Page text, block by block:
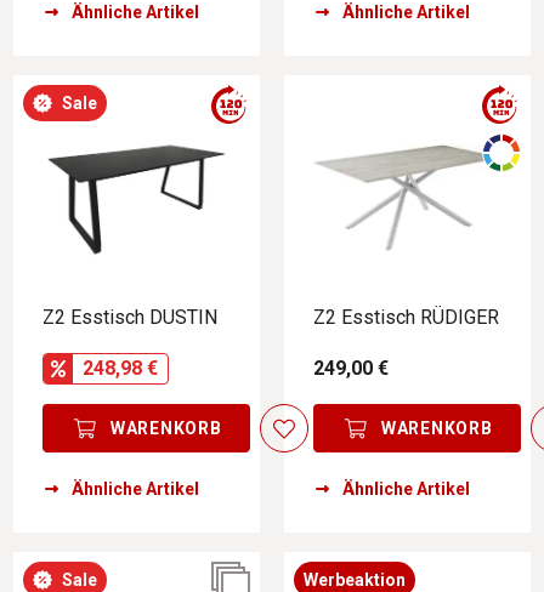
Ähnliche Artikel Ähnliche Artikel
Sale
Z2 Esstisch DUSTIN
248,98 €
WARENKORB
Ähnliche Artikel
Z2 Esstisch RÜDIGER
249,00 €
WARENKORB
Ähnliche Artikel
Sale Werbeaktion